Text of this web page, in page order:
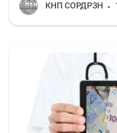
КНП СОРДРЗН